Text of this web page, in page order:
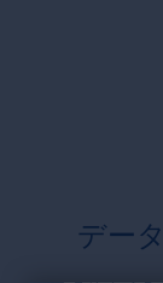
デー